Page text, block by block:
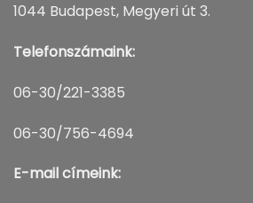
1044 Budapest, Megyeri út 3.
Telefonszámaink:
06-30/221-3385
06-30/756-4694
E-mail címeink: